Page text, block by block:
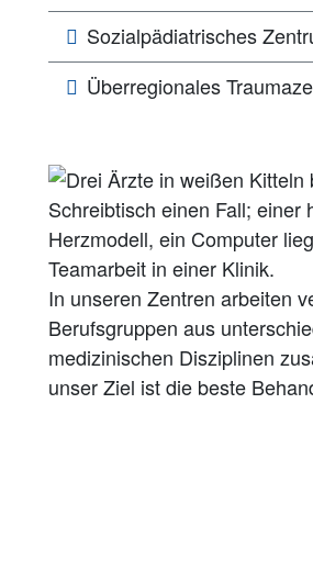
Sozialpädiatrisches
Überregionales
In unseren Zentren arbeiten
Berufsgruppen aus
medizinischen Disziplinen
unser Ziel ist die beste